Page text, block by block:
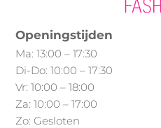
Openingstijden
Ma: 13:00 – 17:30
Di-Do: 10:00 – 17:30
Vr: 10:00 – 18:00
Za: 10:00 – 17:00
Zo: Gesloten